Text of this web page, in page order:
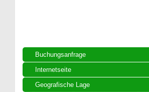
Buchungsanfrage
Internetseite
Geografische Lage